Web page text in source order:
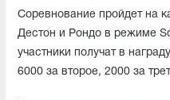
Соревнование пройдет на
Дестон и Рондо в режиме
участники получат в
6000 за второе, 2000 за